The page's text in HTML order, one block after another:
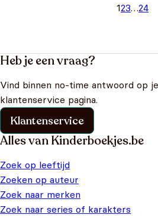
123…24
Heb je een vraag?
Vind binnen no-time antwoord op
klantenservice pagina.
Klantenservice
Alles van Kinderboekjes.be
Zoek op leeftijd
Zoeken op auteur
Zoek naar merken
Zoek naar series of karakters